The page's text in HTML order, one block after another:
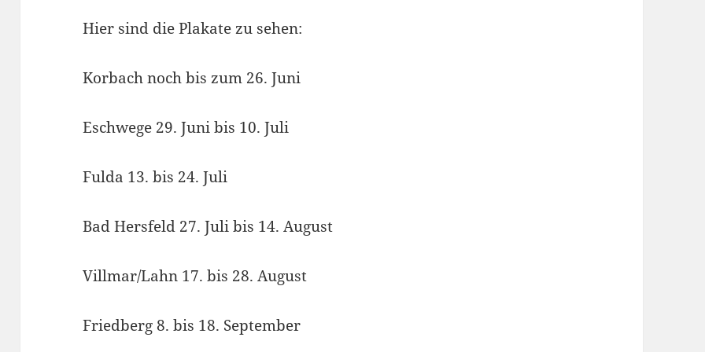
Hier sind die Plakate zu sehen:
Korbach noch bis zum 26. Juni
Eschwege 29. Juni bis 10. Juli
Fulda 13. bis 24. Juli
Bad Hersfeld 27. Juli bis 14. August
Villmar/Lahn 17. bis 28. August
Friedberg 8. bis 18. September